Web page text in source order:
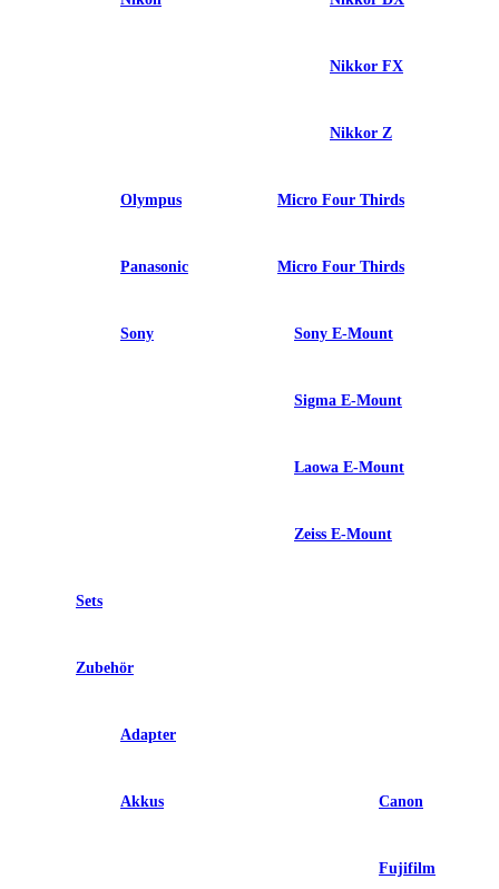
Nikkor FX
Nikkor Z
Olympus Micro Four Thirds
Panasonic Micro Four Thirds
Sony Sony E-Mount
Sigma E-Mount
Laowa E-Mount
Zeiss E-Mount
Sets
Zubehör
Adapter
Akkus Canon
Fujifilm